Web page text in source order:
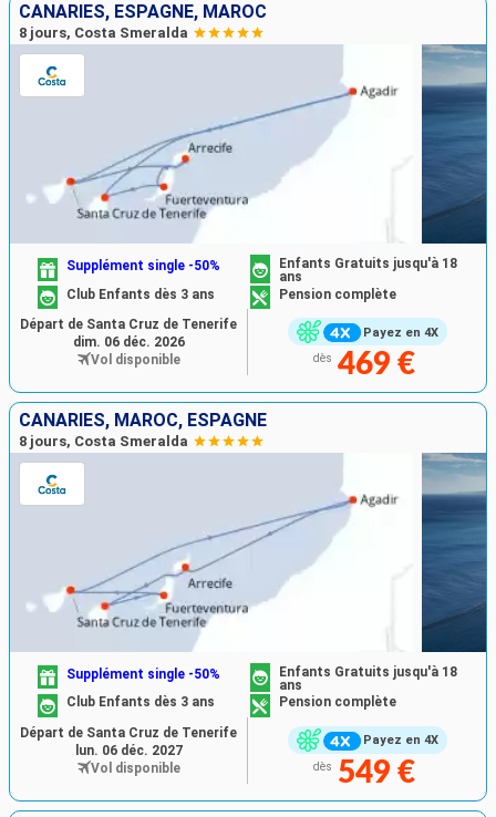
CANARIES, ESPAGNE, MAROC
8 jours, Costa Smeralda
Payez en 4X
Supplément single -50%
Enfants Gratuits jusqu'à 18
ans
Club Enfants dès 3 ans
Pension complète
dès 469 €
Départ de Santa Cruz de Tenerife
dim. 06 déc. 2026
Vol disponible
CANARIES, MAROC, ESPAGNE
8 jours, Costa Smeralda
Payez en 4X
Supplément single -50%
Enfants Gratuits jusqu'à 18
ans
Club Enfants dès 3 ans
Pension complète
dès 549 €
Départ de Santa Cruz de Tenerife
lun. 06 déc. 2027
Vol disponible